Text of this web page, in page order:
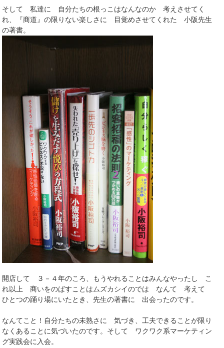
そして 私達に 自分たちの根っこはなんなのか 考えさせてく
れ、『商道』の限りない楽しさに 目覚めさせてくれた 小阪先生
の著書。
開店して ３－４年のころ、もうやれることはみんなやったし こ
れ以上 商いをのばすことはムズカシイのでは なんて 考えて
ひとつの踊り場にいたとき、先生の著書に 出会ったのです。
なんてこと！自分たちの未熟さに 気づき、工夫できることが限り
なくあることに気づいたのです。そして ワクワク系マーケティン
グ実践会に入会。